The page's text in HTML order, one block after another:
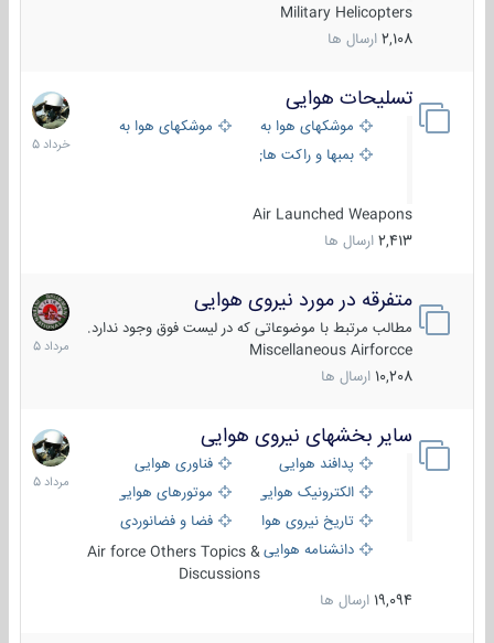
Military Helicopters
2,108 ارسال ها
تسلیحات هوایی
موشکهای هوا به هوا
موشکهای هوا به سطح
بمبها و راکت های هوایی
Air Launched Weapons
2,413 ارسال ها
30
خرداد
1405
متفرقه در مورد نیروی هوایی
مطالب مرتبط با موضوعاتی که در لیست فوق وجود ندارد.
Miscellaneous Airforcce
10,208 ارسال ها
7
مرداد
1405
سایر بخشهای نیروی هوایی
پدافند هوایی
فناوری هوایی
الکترونیک هوایی
موتورهای هوایی
تاریخ نیروی هوایی
فضا و فضانوردی
دانشنامه هواییAir force Others Topics &
Discussions
19,094 ارسال ها
2
مرداد
1405